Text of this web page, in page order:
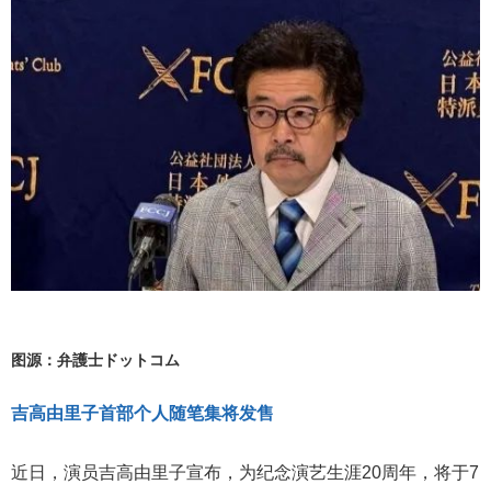
图源：弁護士ドットコム
吉高由里子首部个人随笔集将发售
近日，演员吉高由里子宣布，为纪念演艺生涯20周年，将于7